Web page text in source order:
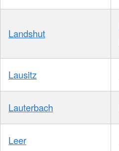
Landshut
Lausitz
Lauterbach
Leer